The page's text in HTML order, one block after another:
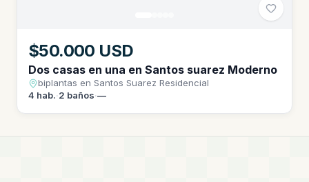
$50.000 USD
Dos casas en una en Santos suarez Moderno
biplantas en Santos Suarez Residencial
4 hab.·2 baños·—